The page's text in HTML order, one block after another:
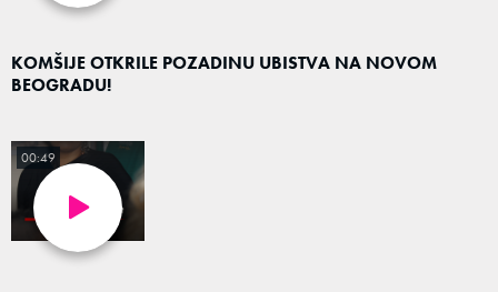
KOMŠIJE OTKRILE POZADINU UBISTVA NA NOVOM
BEOGRADU!
00:49